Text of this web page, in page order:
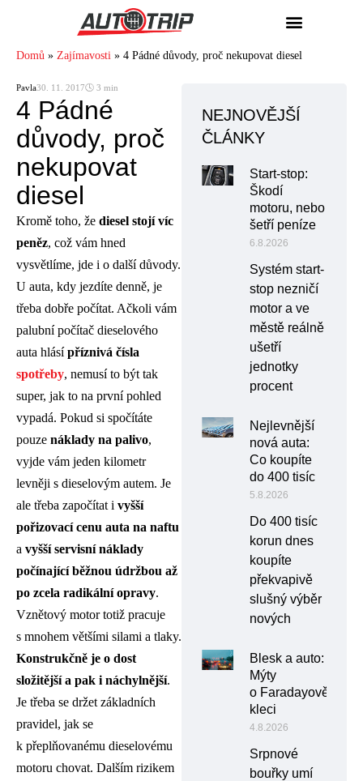
Domů » Zajímavosti » 4 Pádné důvody, proč nekupovat diesel
Pavla30. 11. 2017🕓 3 min
4 Pádné
důvody, proč
nekupovat
diesel
Kromě toho, že diesel stojí víc
peněz, což vám hned
vysvětlíme, jde i o další důvody.
U auta, kdy jezdíte denně, je
třeba dobře počítat. Ačkoli vám
palubní počítač dieselového
auta hlásípříznivá čísla
spotřeby, nemusí to být tak
super, jak to na první pohled
vypadá. Pokud si spočítáte
pouze náklady na palivo,
vyjde vám jeden kilometr
levněji s dieselovým autem. Je
ale třeba započítat i vyšší
pořizovací cenu auta na naftu
a vyšší servisní náklady
počínající běžnou údržbou až
po zcela radikální opravy.
Vznětový motor totiž pracuje
s mnohem většími silami a tlaky.
Konstrukčně je o dost
složitější a pak i náchylnější.
Je třeba se držet základních
pravidel, jak se
k přeplňovanému dieselovému
motoru chovat. Dalším rizikem
NEJNOVĚJŠÍ
ČLÁNKY
Start-stop:
Škodí
motoru, nebo
šetří peníze
6.8.2026
Systém start-
stop nezničí
motor a ve
městě reálně
ušetří
jednotky
procent
Nejlevnější
nová auta:
Co koupíte
do 400 tisíc
5.8.2026
Do 400 tisíc
korun dnes
koupíte
překvapivě
slušný výběr
nových
Blesk a auto:
Mýty
o Faradayově
kleci
4.8.2026
Srpnové
bouřky umí